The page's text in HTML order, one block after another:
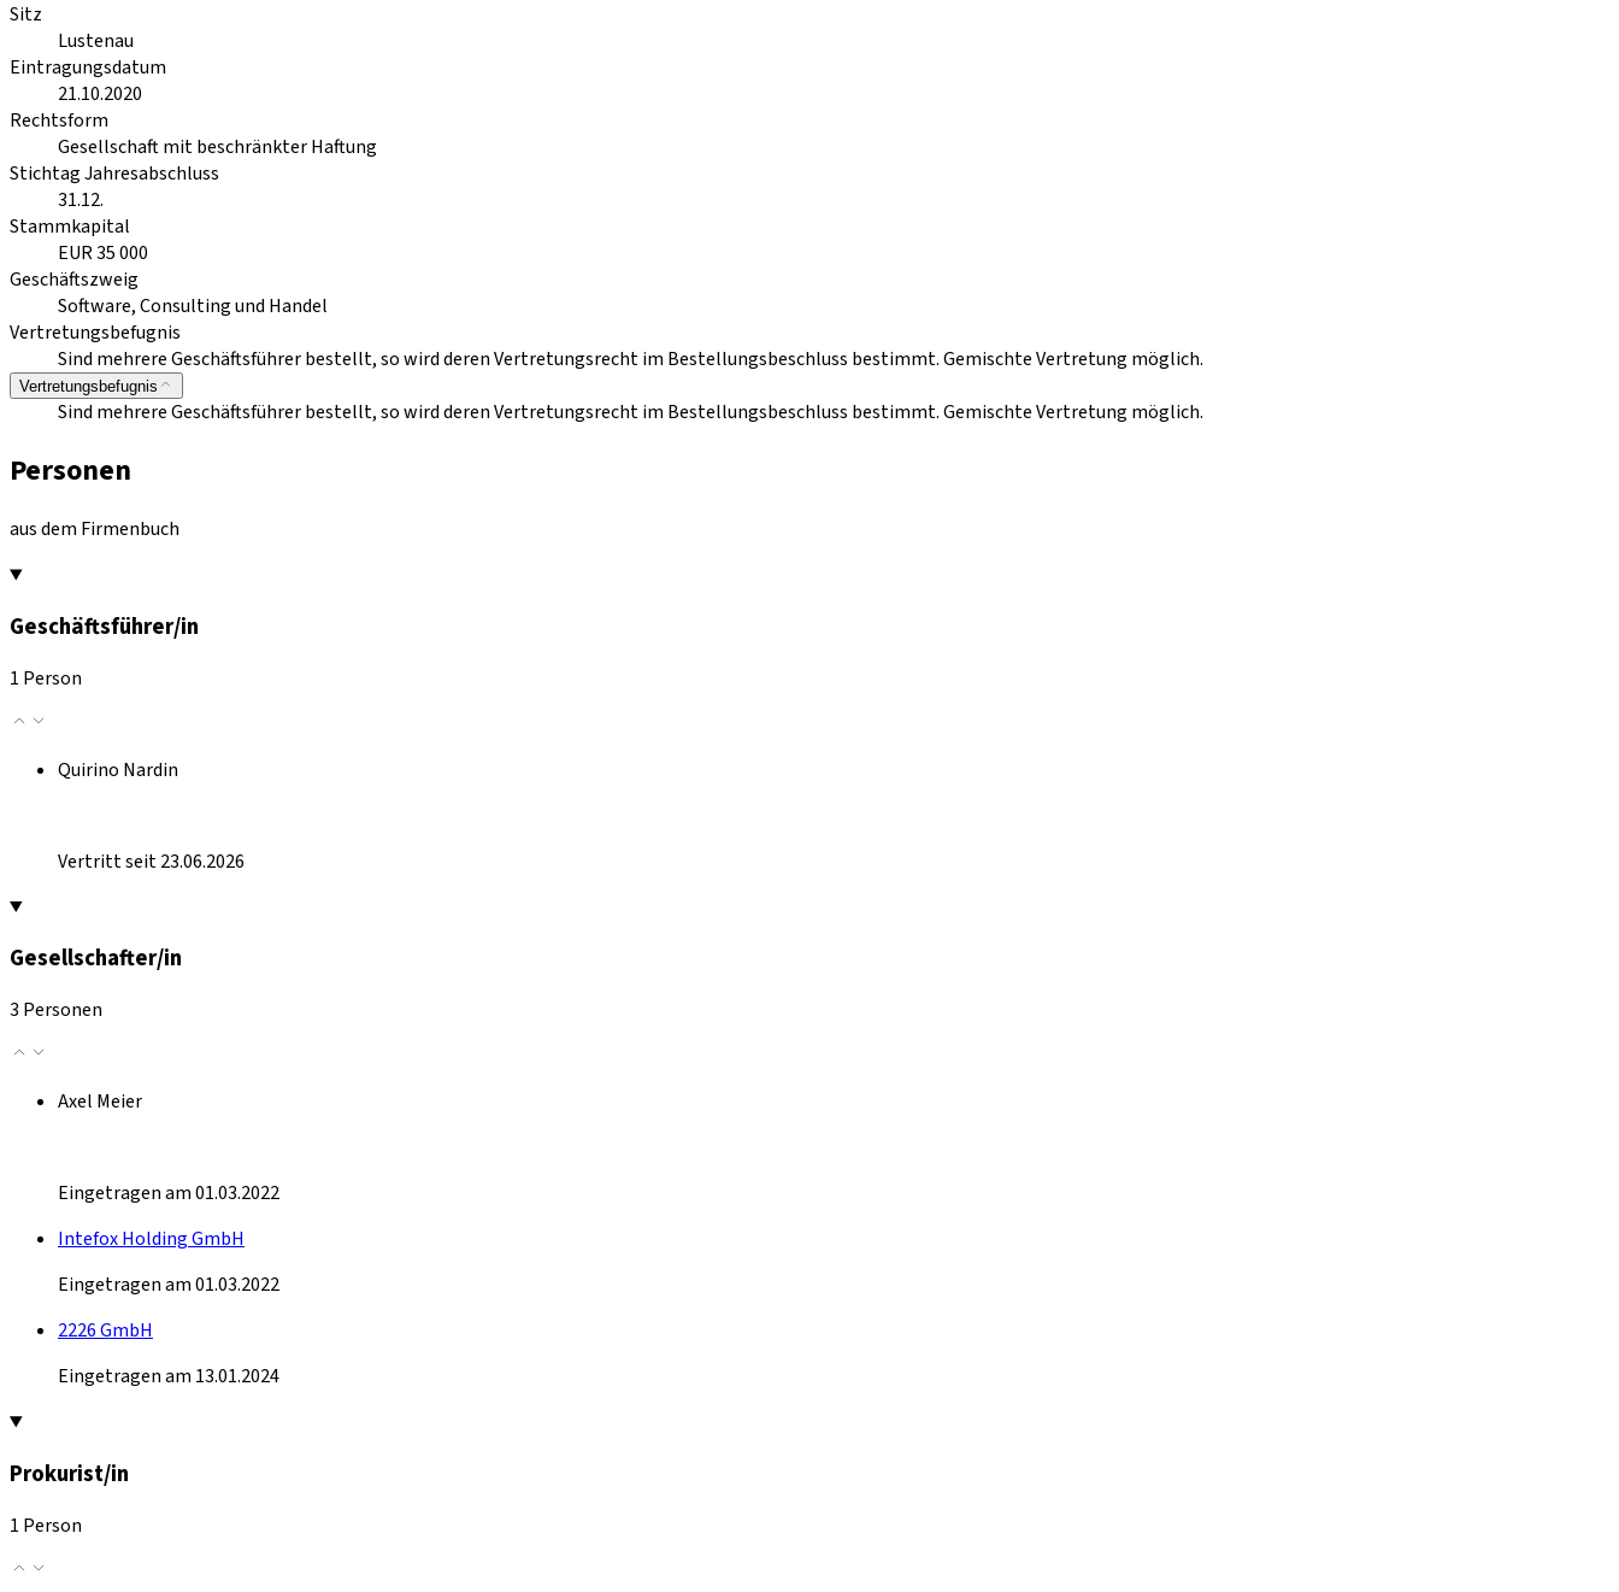
Sitz
Lustenau
Eintragungsdatum
21.10.2020
Rechtsform
Gesellschaft mit beschränkter Haftung
Stichtag Jahresabschluss
31.12.
Stammkapital
EUR 35 000
Geschäftszweig
Software, Consulting und Handel
Vertretungsbefugnis
Sind mehrere Geschäftsführer bestellt, so wird deren Vertretungsrecht im Bestellungsbeschluss bestimmt. Gemischte Vertretung möglich.
Vertretungsbefugnis
Sind mehrere Geschäftsführer bestellt, so wird deren Vertretungsrecht im Bestellungsbeschluss bestimmt. Gemischte Vertretung möglich.
Personen
aus dem Firmenbuch
Geschäftsführer/in
1 Person
Quirino Nardin
Vertritt seit 23.06.2026
Gesellschafter/in
3 Personen
Axel Meier
Eingetragen am 01.03.2022
Intefox Holding GmbH
Eingetragen am 01.03.2022
2226 GmbH
Eingetragen am 13.01.2024
Prokurist/in
1 Person